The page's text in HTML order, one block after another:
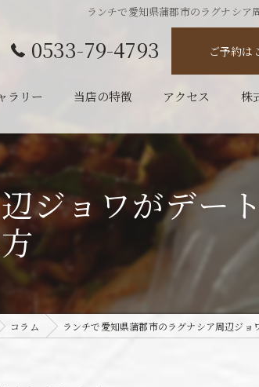
ランチで愛知県蒲郡市のラグナシ
0533-79-4793 ご予約は
ラリー 当店の特徴
ディナー
半個室
一人
アクセス 株
ジョワがデー
コラム ランチで愛知県蒲郡市のラグナシア周辺ジ